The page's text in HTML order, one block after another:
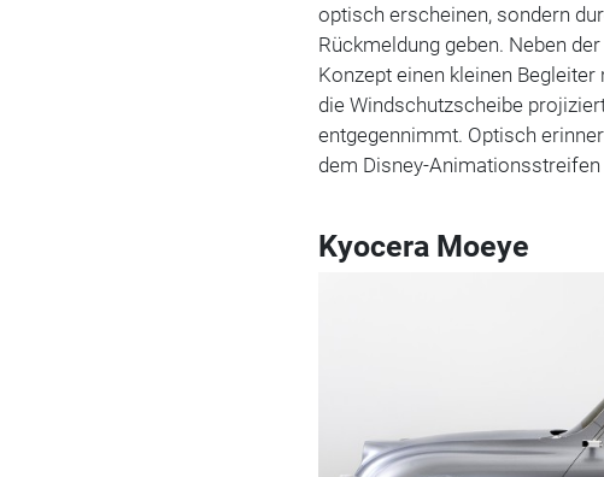
optisch erscheinen, sondern
Rückmeldung geben. Neben
Konzept einen kleinen
die Windschutzscheibe
entgegennimmt. Optisch
dem Disney-Animationsstreifen
Kyocera Moeye